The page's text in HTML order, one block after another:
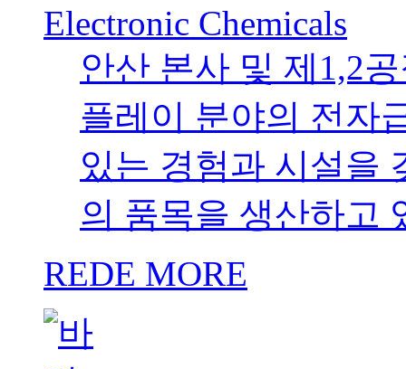
Electronic Chemicals
안산 본사 및 제1,2
플레이 분야의 전자
있는 경험과 시설을
의 품목을 생산하고
REDE MORE